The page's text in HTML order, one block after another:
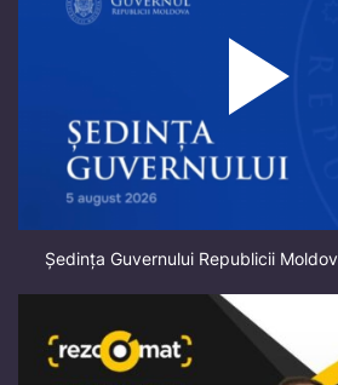
Ședința Guvernului Republicii